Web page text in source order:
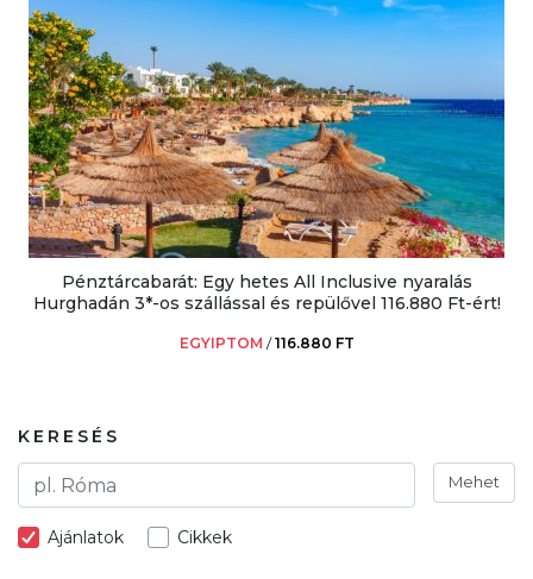
Pénztárcabarát: Egy hetes All Inclusive nyaralás
Hurghadán 3*-os szállással és repülővel 116.880 Ft-ért!
EGYIPTOM /116.880 FT
KERESÉS
Mehet
Ajánlatok Cikkek